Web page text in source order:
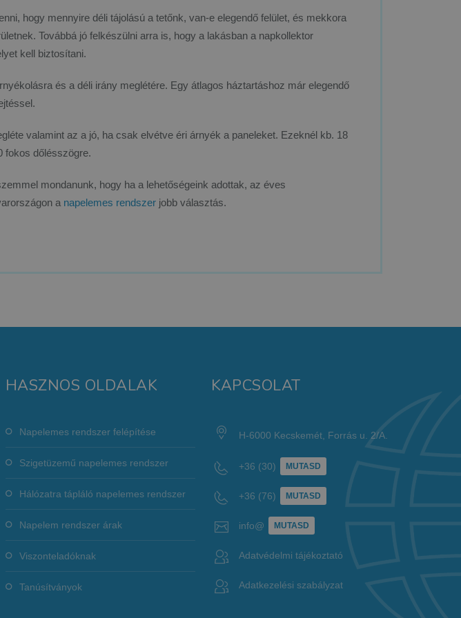
hogy mennyire déli tájolású a tetőnk, van-e elegendő felület, és mekkora
Továbbá jó felkészülni arra is, hogy a lakásban a napkollektor
kell biztosítani.
és a déli irány meglétére. Egy átlagos háztartáshoz már elegendő
valamint az a jó, ha csak elvétve éri árnyék a paneleket. Ezeknél kb. 18
fokos dőlésszögre.
mondanunk, hogy ha a lehetőségeink adottak, az éves
a napelemes rendszer jobb választás.
HASZNOS OLDALAK
Napelemes rendszer felépítése
Szigetüzemű napelemes rendszer
Hálózatra tápláló napelemes rendszer
Napelem rendszer árak
Viszonteladóknak
Tanúsítványok
KAPCSOLAT
H-6000 Kecskemét, Forrás u. 2/A.
+36 (30) MUTASD
+36 (76) MUTASD
info@ MUTASD
Adatvédelmi tájékoztató
Adatkezelési szabályzat